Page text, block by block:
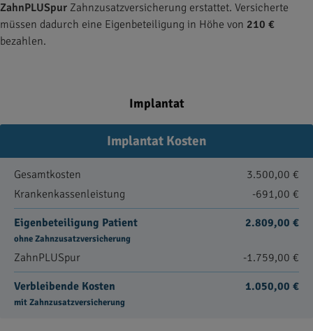
ZahnPLUSpur Zahnzusatzversicherung erstattet. Versicherte
müssen dadurch eine Eigenbeteiligung in Höhe von 210 €
bezahlen.
Implantat
Implantat Kosten
Gesamtkosten
3.500,00 €
Krankenkassenleistung
-691,00 €
Eigenbeteiligung Patient
ohne Zahnzusatzversicherung
2.809,00 €
ZahnPLUSpur -1.759,00 €
Verbleibende Kosten
mit Zahnzusatzversicherung
1.050,00 €